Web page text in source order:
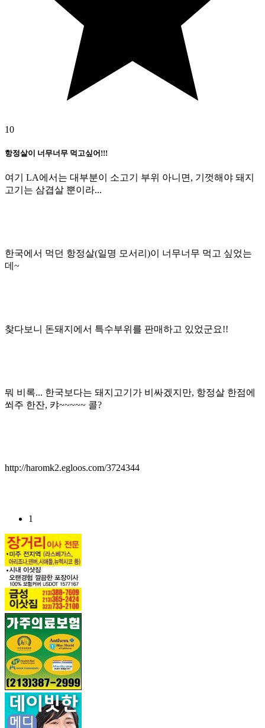
10
항정살이 너무너무 먹고싶어!!!
여기 LA에서는 대부분이 소고기 부위 아니면, 기껏해야 돼지
고기는 삼겹살 뿐이라...
한국에서 먹던 항정살(일명 모서리)이 너무너무 먹고 싶었는
데~
찾다보니 돈돼지에서 특수부위를 판매하고 있었군요!!
뭐 비록... 한국보다는 돼지고기가 비싸겠지만, 항정살 한점에
쐬주 한잔, 캬~~~~~ 콜?
http://haromk2.egloos.com/3724344
1